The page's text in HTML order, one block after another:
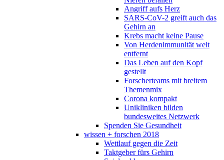
Angriff aufs Herz
SARS-CoV-2 greift auch das
Gehirn an
Krebs macht keine Pause
Von Herdenimmunität weit
entfernt
Das Leben auf den Kopf
gestellt
Forscherteams mit breitem
Themenmix
Corona kompakt
Unikliniken bilden
bundesweites Netzwerk
Spenden Sie Gesundheit
wissen + forschen 2018
Wettlauf gegen die Zeit
Taktgeber fürs Gehirn